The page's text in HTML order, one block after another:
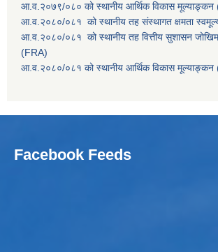
आ.व.२०७९/०८० को स्थानीय आर्थिक विकास मूल्याङ्कन
आ.व.२०८०/०८१ को स्थानीय तह संस्थागत क्षमता
आ.व.२०८०/०८१ को स्थानीय तह वित्तीय सुशासन
(FRA)
आ.व.२०८०/०८१ को स्थानीय आर्थिक विकास मूल्याङ्कन
Facebook Feeds